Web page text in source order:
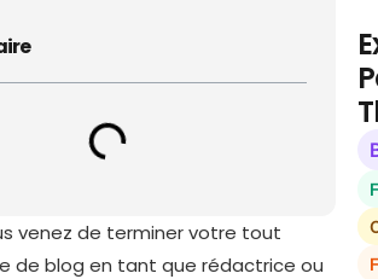
venez de terminer votre tout
de blog en tant que rédactrice ou